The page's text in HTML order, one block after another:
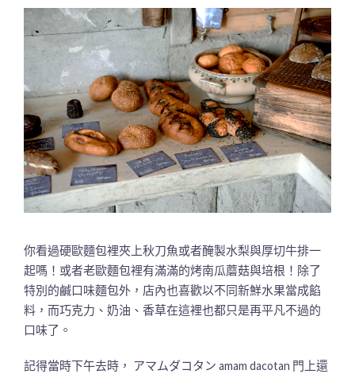
你看過硬歐麵包裡夾上秋刀魚或者醃製水梨與厚切牛排一
起嗎！或者老歐麵包裡有滿滿的烤南瓜蘑菇與培根！除了
特別的鹹口味麵包外，店內也喜歡以不同新鮮水果當成餡
料，而巧克力、奶油、香草在這裡也都只是再平凡不過的
口味了。
記得當時下午去時， アマムダコタン amam dacotan 門上還